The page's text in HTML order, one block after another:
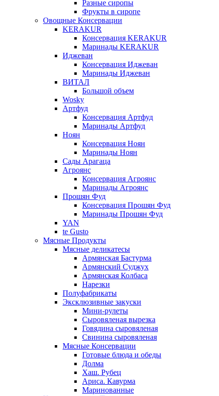
Разные сиропы
Фрукты в сиропе
Овощные Консервации
KERAKUR
Консервация KERAKUR
Маринады KERAKUR
Иджеван
Консервация Иджеван
Маринады Иджеван
ВИТАЛ
Большой объем
Wosky
Артфуд
Консервация Артфуд
Маринады Артфуд
Ноян
Консервация Ноян
Маринады Ноян
Сады Арагаца
Агроянс
Консервация Агроянс
Маринады Агроянс
Прошян Фуд
Консервация Прошян Фуд
Маринады Прошян Фуд
YAN
te Gusto
Мясные Продукты
Мясные деликатесы
Армянская Бастурма
Армянский Суджух
Армянская Колбаса
Нарезки
Полуфабрикаты
Эксклюзивные закуски
Мини-рулеты
Сыровяленая вырезка
Говядина сыровяленая
Свинина сыровяленая
Мясные Консервации
Готовые блюда и обеды
Долма
Хаш. Рубец
Ариса. Кавурма
Маринованные